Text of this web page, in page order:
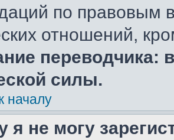
по правовым
отношений,
переводчика:
силы.
началу
я не могу